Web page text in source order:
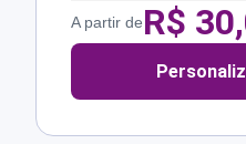
A partir deR$